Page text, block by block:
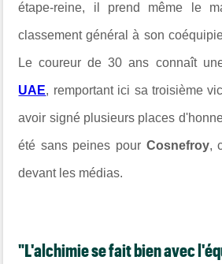
étape-reine, il prend même le
classement général à son
Le coureur de 30 ans connaît
UAE, remportant ici sa troisième
avoir signé plusieurs places
été sans peines pour Cosnefroy,
devant les médias.
"L'alchimie se fait bien avec